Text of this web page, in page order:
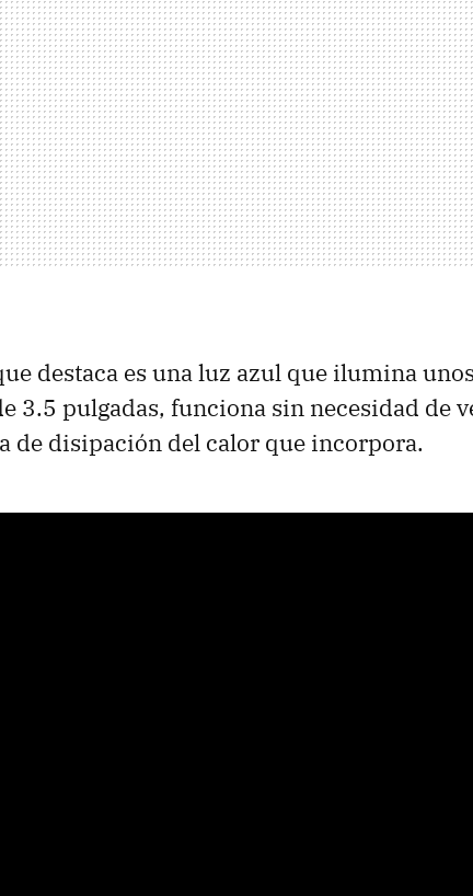
destaca es una luz azul que ilumina
3.5 pulgadas, funciona sin necesidad de
de disipación del calor que incorpora.